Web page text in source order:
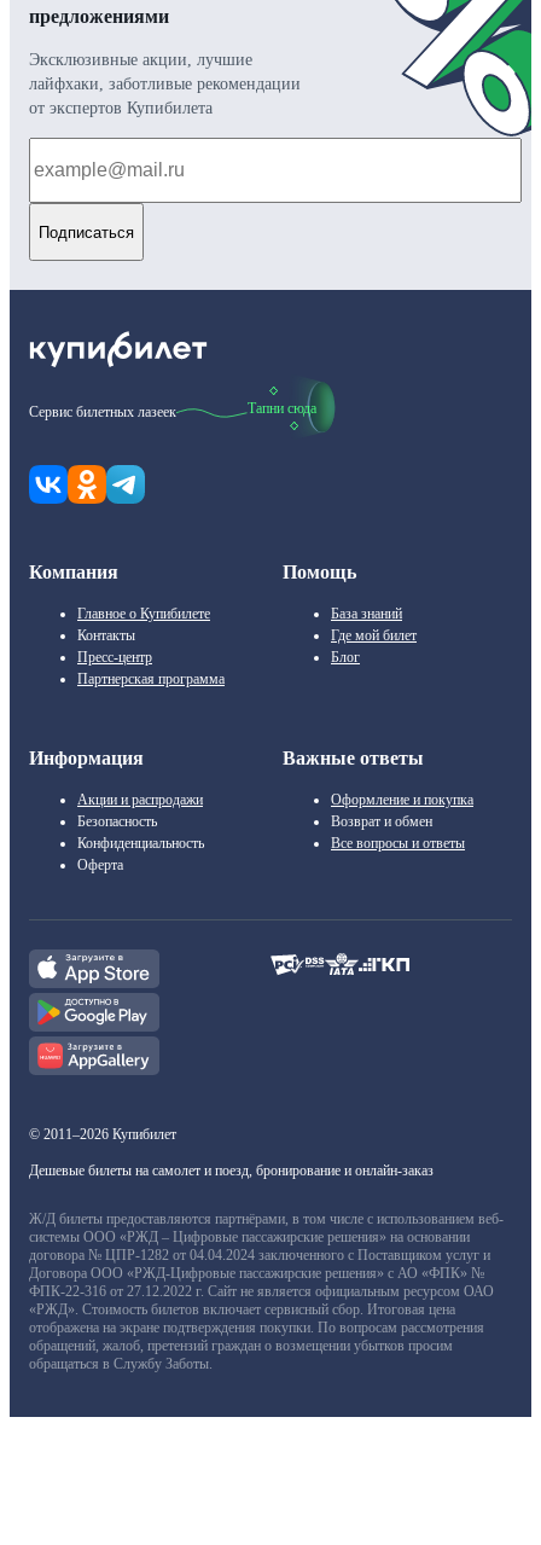
предложениями
Эксклюзивные акции, лучшие
лайфхаки, заботливые рекомендации
от экспертов Купибилета
Подписаться
Сервис билетных лазеек Тапни сюда
Компания
Главное о Купибилете
Контакты
Пресс-центр
Партнерская программа
Помощь
База знаний
Где мой билет
Блог
Информация
Акции и распродажи
Безопасность
Конфиденциальность
Оферта
Важные ответы
Оформление и покупка
Возврат и обмен
Все вопросы и ответы
© 2011–2026 Купибилет
Дешевые билеты на самолет и поезд, бронирование и онлайн-заказ
Ж/Д билеты предоставляются партнёрами, в том числе с использованием веб-
системы ООО «РЖД – Цифровые пассажирские решения» на основании
договора № ЦПР-1282 от 04.04.2024 заключенного с Поставщиком услуг и
Договора ООО «РЖД-Цифровые пассажирские решения» с АО «ФПК» №
ФПК-22-316 от 27.12.2022 г. Сайт не является официальным ресурсом ОАО
«РЖД». Стоимость билетов включает сервисный сбор. Итоговая цена
отображена на экране подтверждения покупки. По вопросам рассмотрения
обращений, жалоб, претензий граждан о возмещении убытков просим
обращаться в Службу Заботы.